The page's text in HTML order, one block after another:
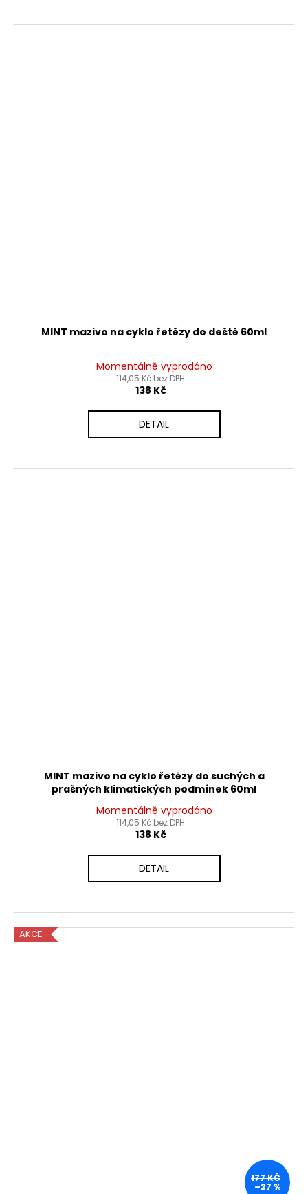
MINT mazivo na cyklo řetězy do deště 60ml
Momentálně vyprodáno
114,05 Kč bez DPH
138 Kč
DETAIL
MINT mazivo na cyklo řetězy do suchých a
prašných klimatických podmínek 60ml
Momentálně vyprodáno
114,05 Kč bez DPH
138 Kč
DETAIL
AKCE
177 KČ
–27 %